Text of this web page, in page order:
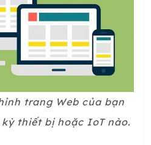
trang Web của bạn
thiết bị hoặc IoT nào.